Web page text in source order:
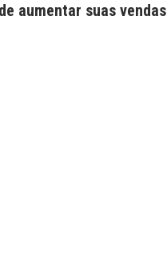
aumentar suas vendas